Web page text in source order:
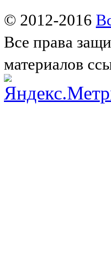
© 2012-2016
Все права
материалов